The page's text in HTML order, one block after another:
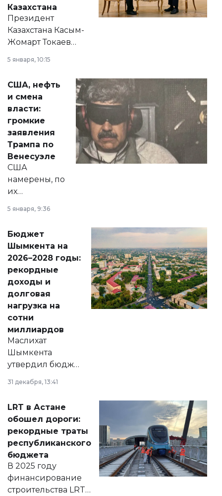
Казахстана
Президент
Казахстана Касым-
Жомарт Токаев
сразу несколько
актуальных тем —
от слухов о
политических
реформах до
вопросов армии,
экономики и
личного здоровья.
5 января, 10:15
США, нефть
и смена
власти:
громкие
заявления
Трампа по
Венесуэле
США
намерены, по
их
принести
народу
Венесуэлы.
5 января, 9:36
Бюджет
Шымкента на
2026–2028 годы:
рекордные
доходы и
долговая
нагрузка на
сотни
миллиардов
Маслихат
Шымкента
утвердил бюджет
города на 2026–
2028 годы.
документ
появился в базе
нормативных
правовых актов и
на сайте маслихат
города.
31 декабря, 13:41
LRT в Астане
обошел дороги:
рекордные траты
республиканского
бюджета
В 2025 году
финансирование
строительства LRT